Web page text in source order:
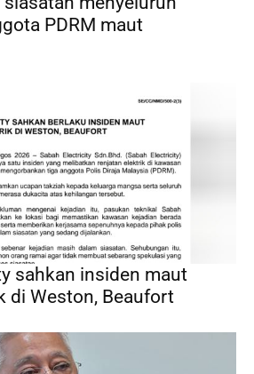
PDRM maut
sahkan insiden maut
di Weston, Beaufort